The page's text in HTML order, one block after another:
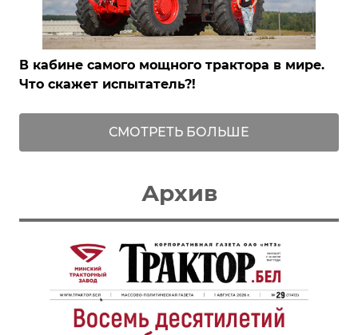
В кабине самого мощного трактора в мире.
Что скажет испытатель?!
СМОТРЕТЬ БОЛЬШЕ
Архив